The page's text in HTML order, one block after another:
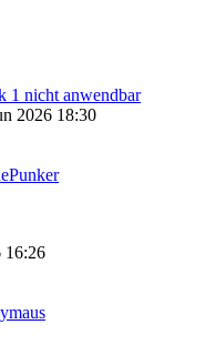
1 nicht anwendbar
2026 18:30
16:26